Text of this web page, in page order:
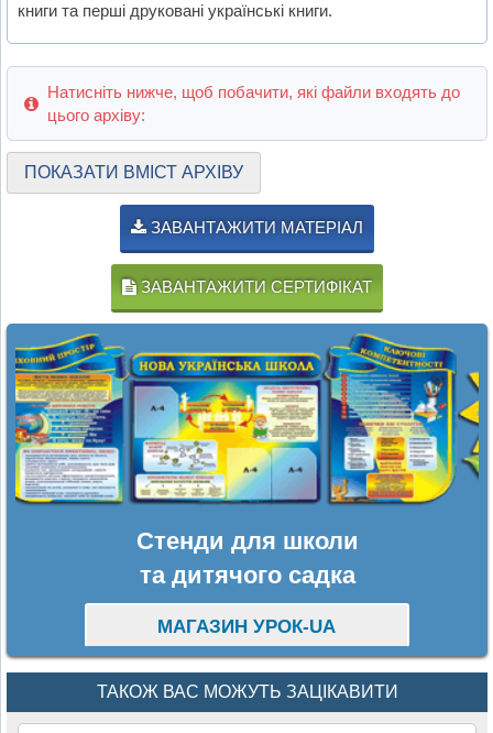
книги та перші друковані українські книги.
Натисніть нижче, щоб побачити, які файли входять до
цього архіву:
ПОКАЗАТИ ВМІСТ АРХІВУ
ЗАВАНТАЖИТИ МАТЕРІАЛ
ЗАВАНТАЖИТИ СЕРТИФІКАТ
Стенди для школи
та дитячого садка
МАГАЗИН УРОК-UA
ТАКОЖ ВАС МОЖУТЬ ЗАЦІКАВИТИ